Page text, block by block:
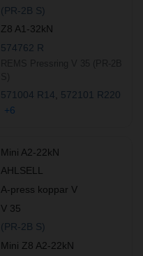
(PR-2B S)
Z8 A1-32kN
574762 R
571004 R14
572101 R220
+6
Mini A2-22kN
AHLSELL
A-press koppar V
V 35
(PR-2B S)
Mini Z8 A2-22kN